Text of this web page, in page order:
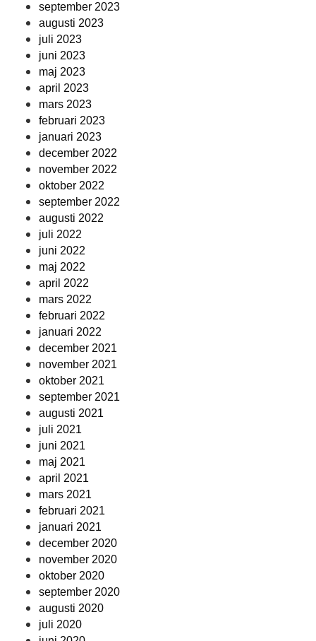
september 2023
augusti 2023
juli 2023
juni 2023
maj 2023
april 2023
mars 2023
februari 2023
januari 2023
december 2022
november 2022
oktober 2022
september 2022
augusti 2022
juli 2022
juni 2022
maj 2022
april 2022
mars 2022
februari 2022
januari 2022
december 2021
november 2021
oktober 2021
september 2021
augusti 2021
juli 2021
juni 2021
maj 2021
april 2021
mars 2021
februari 2021
januari 2021
december 2020
november 2020
oktober 2020
september 2020
augusti 2020
juli 2020